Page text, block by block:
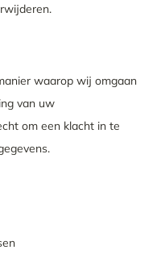
waarop wij omgaan
van uw
om een klacht in te